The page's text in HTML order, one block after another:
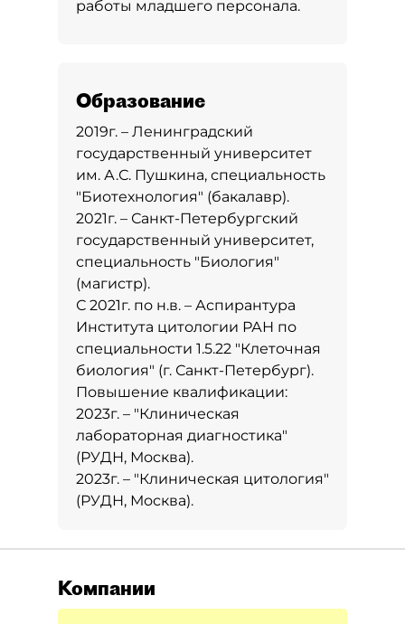
работы младшего персонала.
Образование
2019г. – Ленинградский
государственный университет
им. А.С. Пушкина, специальность
"Биотехнология" (бакалавр).
2021г. – Санкт-Петербургский
государственный университет,
специальность "Биология"
(магистр).
С 2021г. по н.в. – Аспирантура
Института цитологии РАН по
специальности 1.5.22 "Клеточная
биология" (г. Санкт-Петербург).
Повышение квалификации:
2023г. – "Клиническая
лабораторная диагностика"
(РУДН, Москва).
2023г. – "Клиническая цитология"
(РУДН, Москва).
Компании